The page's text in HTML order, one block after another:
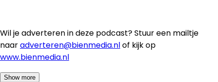
Wil je adverteren in deze podcast? Stuur een mailtje
naaradverteren@bienmedia.nlof kijk op
www.bienmedia.nl
Show more